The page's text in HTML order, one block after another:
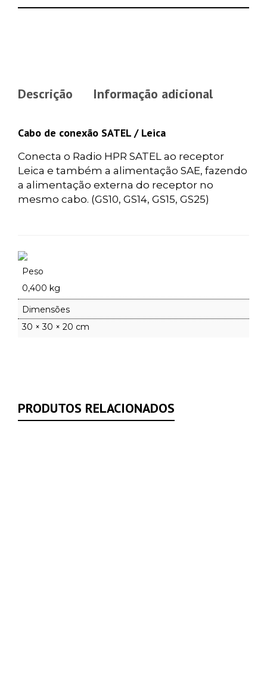
Descrição Informação adicional
Cabo de conexão SATEL / Leica
Conecta o Radio HPR SATEL ao receptor
Leica e também a alimentação SAE, fazendo
a alimentação externa do receptor no
mesmo cabo. (GS10, GS14, GS15, GS25)
Peso
0,400 kg
Dimensões
30 × 30 × 20 cm
PRODUTOS RELACIONADOS